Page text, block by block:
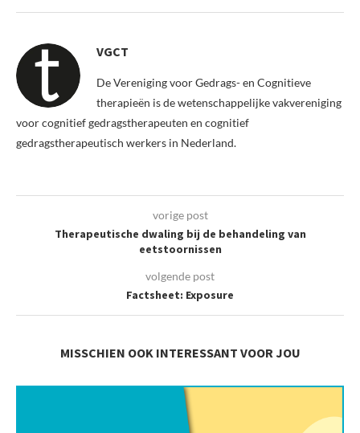
VGCT
De Vereniging voor Gedrags- en Cognitieve
therapieën is de wetenschappelijke vakvereniging
voor cognitief gedragstherapeuten en cognitief
gedragstherapeutisch werkers in Nederland.
vorige post
Therapeutische dwaling bij de behandeling van
eetstoornissen
volgende post
Factsheet: Exposure
MISSCHIEN OOK INTERESSANT VOOR JOU